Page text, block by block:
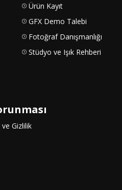
Ürün Kayıt
GFX Demo Talebi
Fotoğraf Danışmanlığı
Stüdyo ve Işık Rehberi
Gizlilik